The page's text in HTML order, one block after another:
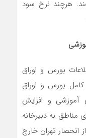
هرچند نرخ سود
بورس و اوراق
کامل بورس و اوراق
آموزشی و افزایش
مناطق به دبیرخانه
تهران خارج